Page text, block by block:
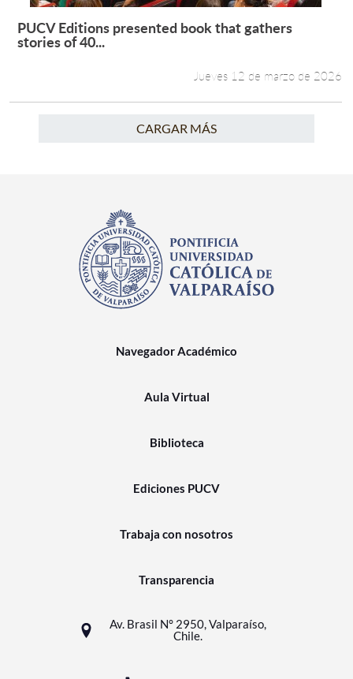
Leer más +
PUCV Editions presented book that gathers
stories of 40...
Jueves 12 de marzo de 2026
CARGAR MÁS
Navegador Académico
Aula Virtual
Biblioteca
Ediciones PUCV
Trabaja con nosotros
Transparencia
Av. Brasil N° 2950, Valparaíso,
Chile.